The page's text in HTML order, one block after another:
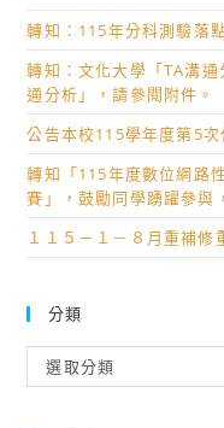
轉知：115年分科測驗落
轉知：文化大學「TA溝
通分析」，請參閱附件。
公告本校115學年度第5
轉知「115年度數位網路
賽」，鼓勵同學踴躍參與
１１５－１－８月重補修
分類
類
選取分類